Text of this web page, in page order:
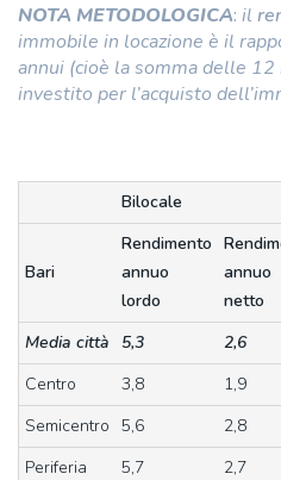
NOTA METODOLOGICA: il
immobile in locazione è il
annui (cioè la somma delle
investito per l’acquisto
Bilocale
Bari
Rendimento
annuo
lordo
annuo
netto
Media città
5,3 2,6
Centro
3,8 1,9
Semicentro 5,6 2,8
Periferia
5,7 2,7